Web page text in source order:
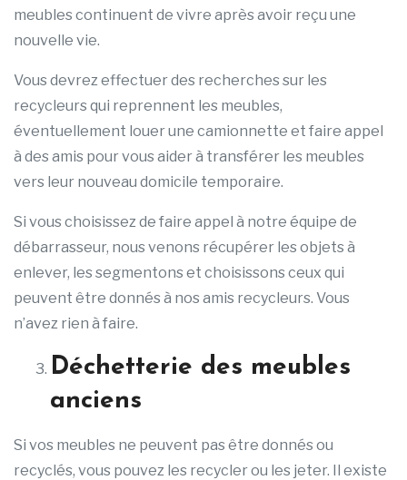
meubles continuent de vivre après avoir reçu une
nouvelle vie.
Vous devrez effectuer des recherches sur les
recycleurs qui reprennent les meubles,
éventuellement louer une camionnette et faire appel
à des amis pour vous aider à transférer les meubles
vers leur nouveau domicile temporaire.
Si vous choisissez de faire appel à notre équipe de
débarrasseur, nous venons récupérer les objets à
enlever, les segmentons et choisissons ceux qui
peuvent être donnés à nos amis recycleurs. Vous
n’avez rien à faire.
Déchetterie des meubles
anciens
Si vos meubles ne peuvent pas être donnés ou
recyclés, vous pouvez les recycler ou les jeter. Il existe